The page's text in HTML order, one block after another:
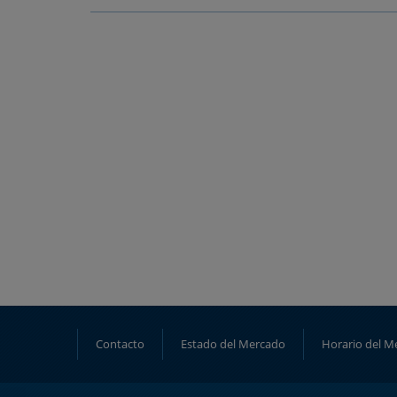
Contacto Estado del Mercado Horario del